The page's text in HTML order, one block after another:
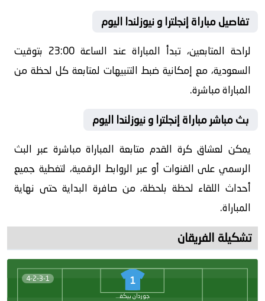
تفاصيل مباراة إنجلترا و نيوزلندا اليوم
لراحة المتابعين، تبدأ المباراة عند الساعة 23:00 بتوقيت
السعودية، مع إمكانية ضبط التنبيهات لمتابعة كل لحظة من
المباراة مباشرة.
بث مباشر مباراة إنجلترا و نيوزلندا اليوم
يمكن لعشاق كرة القدم متابعة المباراة مباشرة عبر البث
الرسمي على القنوات أو عبر الروابط الرقمية، لتغطية جميع
أحداث اللقاء لحظة بلحظة، من صافرة البداية حتى نهاية
المباراة.
تشكيلة الفريقان
4-2-3-1 1
جوردان بيكفورد